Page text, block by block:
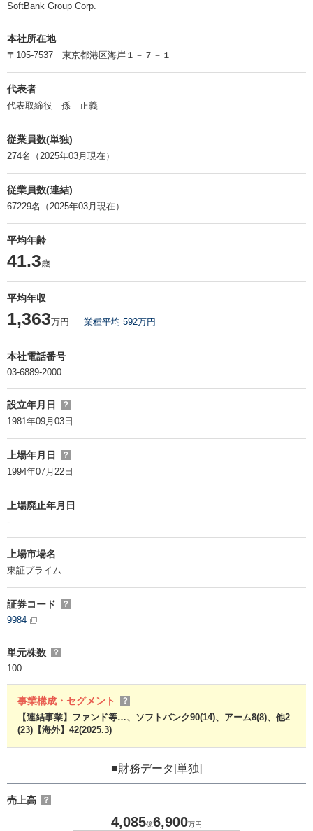
SoftBank Group Corp.
本社所在地
〒105-7537 東京都港区海岸１－７－１
代表者
代表取締役 孫 正義
従業員数(単独)
274名（2025年03月現在）
従業員数(連結)
67229名（2025年03月現在）
平均年齢
41.3歳
平均年収
1,363万円 業種平均 592万円
本社電話番号
03-6889-2000
設立年月日 ？
1981年09月03日
上場年月日 ？
1994年07月22日
上場廃止年月日
-
上場市場名
東証プライム
証券コード ？
9984
単元株数 ？
100
事業構成・セグメント ？
【連結事業】ファンド等…、ソフトバンク90(14)、アーム8(8)、他2
(23)【海外】42(2025.3)
■財務データ[単独]
売上高 ？
4,085億6,900万円